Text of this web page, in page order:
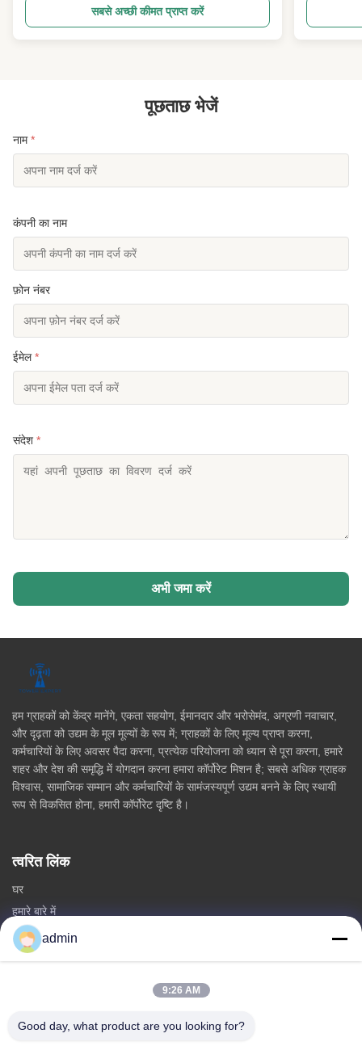
और अन्य 2 डिजाइन लोडिंग 1दुनिया भर में ग्राहकों द्वारा निर्दिष्ट
किए गए अनुसार एंटीना लोड क्षेत्र। 2- हवा की गति ग्राहकों द्वारा
...
सबसे अच्छी कीमत प्राप्त करें
अनुसार एंटीना
के अनुसार।
पूछताछ भेजें
नाम*
कंपनी का नाम
फ़ोन नंबर
ईमेल*
संदेश *
अभी जमा करें
हम ग्राहकों को केंद्र मानेंगे, एकता सहयोग, ईमानदार और भरोसेमंद, अग्रणी नवाचार,
और दृढ़ता को उद्यम के मूल मूल्यों के रूप में; ग्राहकों के लिए मूल्य प्राप्त करना,
कर्मचारियों के लिए अवसर पैदा करना, प्रत्येक परियोजना को ध्यान से पूरा करना, हमारे
शहर और देश की समृद्धि में योगदान करना हमारा कॉर्पोरेट मिशन है; सबसे अधिक ग्राहक
विश्वास, सामाजिक सम्मान और कर्मचारियों के सामंजस्यपूर्ण उद्यम बनने के लिए स्थायी
रूप से विकसित होना, हमारी कॉर्पोरेट दृष्टि है।
त्वरित लिंक
घर
हमारे बारे में
उत्पादों
हमसे संपर्क करें
स्टील मोनोपोल टावर
admin
9:26 AM
Good day, what product are you looking for?